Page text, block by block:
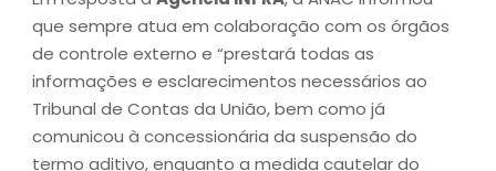
que sempre atua em colaboração com os órgãos
de controle externo e “prestará todas as
informações e esclarecimentos necessários ao
Tribunal de Contas da União, bem como já
comunicou à concessionária da suspensão do
termo aditivo, enquanto a medida cautelar do